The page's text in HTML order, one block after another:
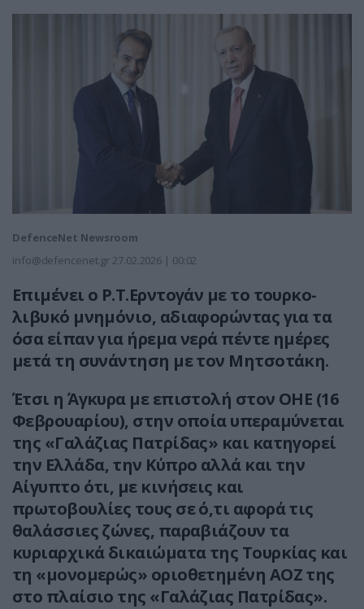
DefenceNet Newsroom
info@defencenet.gr 27.02.2026 | 00:02
Επιμένει ο Ρ.Τ.Ερντογάν με το τουρκο-
λιβυκό μνημόνιο, αδιαφορώντας για τα
όσα είπαν για ήρεμα νερά πέντε ημέρες
μετά τη συνάντηση με τον Μητσοτάκη.
Έτσι η Άγκυρα με επιστολή στον ΟΗΕ (16
Φεβρουαρίου), στην οποία υπεραμύνεται
της «Γαλάζιας Πατρίδας» και κατηγορεί
την Ελλάδα, την Κύπρο αλλά και την
Αίγυπτο ότι, με κινήσεις και
πρωτοβουλίες τους σε ό,τι αφορά τις
θαλάσσιες ζώνες, παραβιάζουν τα
κυριαρχικά δικαιώματα της Τουρκίας και
τη «μονομερώς» οριοθετημένη ΑΟΖ της
στο πλαίσιο της «Γαλάζιας Πατρίδας».